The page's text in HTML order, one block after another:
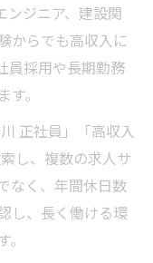
ンジニア、建設関
からでも高収入に
員採用や長期勤務
。
正社員」「高収入
し、複数の求人サ
なく、年間休日数
し、長く働ける環